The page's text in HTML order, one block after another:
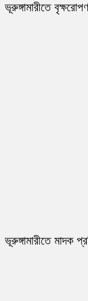
ভূরুঙ্গামারীতে
ভূরুঙ্গামারীতে মাদক